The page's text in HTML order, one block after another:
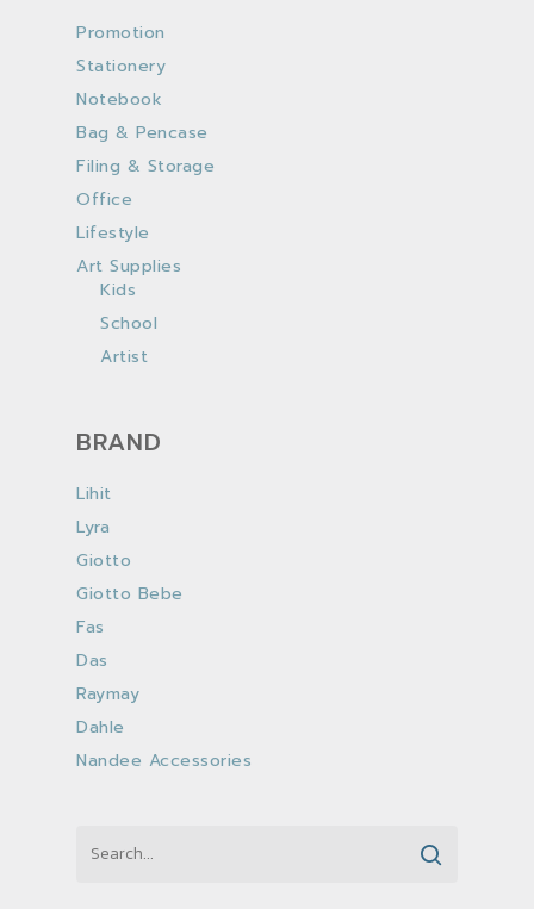
Promotion
Stationery
Notebook
Bag & Pencase
Filing & Storage
Office
Lifestyle
Art Supplies
Kids
School
Artist
BRAND
Lihit
Lyra
Giotto
Giotto Bebe
Fas
Das
Raymay
Dahle
Nandee Accessories